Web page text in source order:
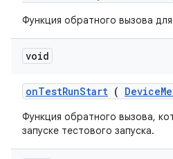
Функция обратного вызова
void
onTestRunStart ( Device
Функция обратного вызова,
запуске тестового запуска.